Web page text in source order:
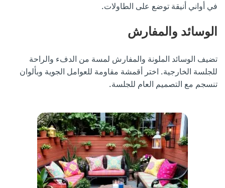
في أواني أنيقة توضع على الطاولات.
الوسائد والمفارش
تضيف الوسائد الملونة والمفارش لمسة من الدفء والراحة
للجلسة الخارجية. اختر أقمشة مقاومة للعوامل الجوية وبألوان
تنسجم مع التصميم العام للجلسة.